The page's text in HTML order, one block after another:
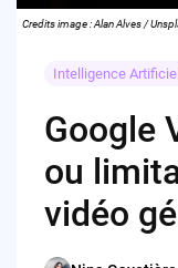
Credits image : Alan Alves /
Intelligence
Google
ou
vidéo